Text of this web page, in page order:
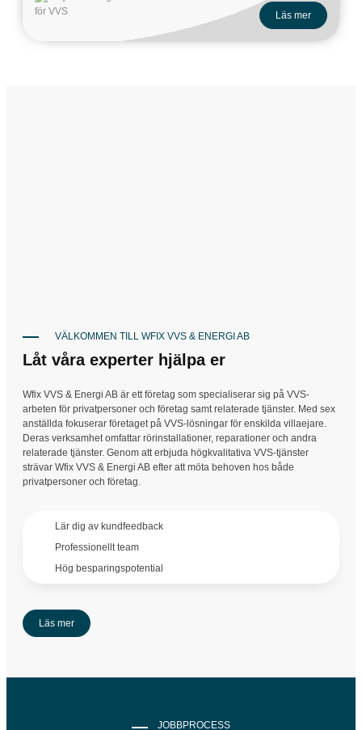
Läs mer
VÄLKOMMEN TILL WFIX VVS & ENERGI AB
Låt våra experter hjälpa er
Wfix VVS & Energi AB är ett företag som specialiserar sig på VVS-
arbeten för privatpersoner och företag samt relaterade tjänster. Med sex
anställda fokuserar företaget på VVS-lösningar för enskilda villaejare.
Deras verksamhet omfattar rörinstallationer, reparationer och andra
relaterade tjänster. Genom att erbjuda högkvalitativa VVS-tjänster
strävar Wfix VVS & Energi AB efter att möta behoven hos både
privatpersoner och företag.
Lär dig av kundfeedback
Professionellt team
Hög besparingspotential
Läs mer
JOBBPROCESS